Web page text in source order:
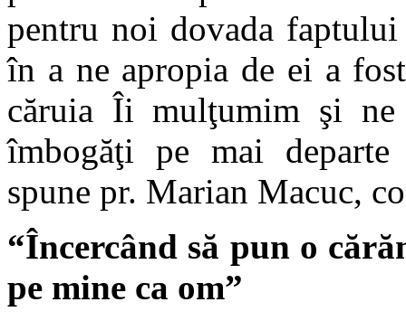
pentru noi dovada
în a ne apropia de ei a
căruia Îi mulţumim şi ne
îmbogăţi pe mai departe
spune pr. Marian Macuc,
“Încercând să pun o
pe mine ca om”